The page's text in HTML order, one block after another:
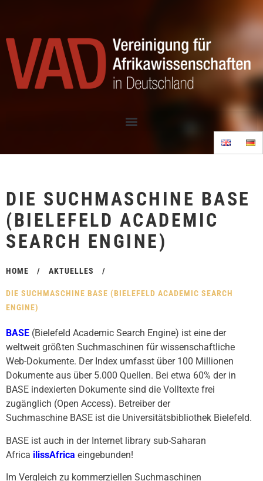
DIE SUCHMASCHINE BASE
(BIELEFELD ACADEMIC
SEARCH ENGINE)
HOME / AKTUELLES /
DIE SUCHMASCHINE BASE (BIELEFELD ACADEMIC SEARCH
ENGINE)
BASE (Bielefeld Academic Search Engine) ist eine der
weltweit größten Suchmaschinen für wissenschaftliche
Web-Dokumente. Der Index umfasst über 100 Millionen
Dokumente aus über 5.000 Quellen. Bei etwa 60% der in
BASE indexierten Dokumente sind die Volltexte frei
zugänglich (Open Access). Betreiber der
Suchmaschine BASE ist die Universitätsbibliothek Bielefeld.
BASE ist auch in der Internet library sub-Saharan
Africa ilissAfrica eingebunden!
Im Vergleich zu kommerziellen Suchmaschinen